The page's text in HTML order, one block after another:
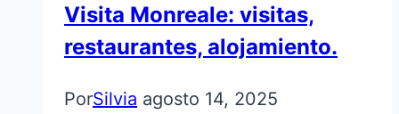
Visita Monreale: visitas,
restaurantes, alojamiento.
PorSilvia agosto 14, 2025